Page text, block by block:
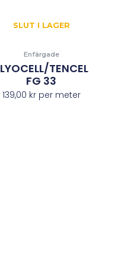
SLUT I LAGER
Enfärgade
LYOCELL/TENCEL
FG 33
139,00 krper meter